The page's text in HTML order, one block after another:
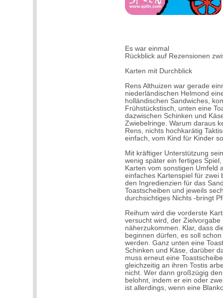
Es war einmal
Rückblick auf Rezensionen
Karten mit Durchblick
Rens Althuizen war gerade
niederländischen Helmond
holländischen Sandwiches,
Frühstückstisch, unten eine
dazwischen Schinken und
Zwiebelringe. Warum daraus
Rens, nichts hochkarätig
einfach, vom Kind für Kinder
Mit kräftiger Unterstützung
wenig später ein fertiges
Karten vom sonstigen Umfeld
einfaches Kartenspiel für zwei
den Ingredienzien für das
Toastscheiben und jeweils
durchsichtiges Nichts -bringt
Reihum wird die vorderste
versucht wird, der
näherzukommen. Klar, dass
beginnen dürfen, es soll
werden. Ganz unten eine
Schinken und Käse, darüber
muss erneut eine
gleichzeitig an ihren Tostis
nicht. Wer dann großzügig
belohnt, indem er ein oder
ist allerdings, wenn eine